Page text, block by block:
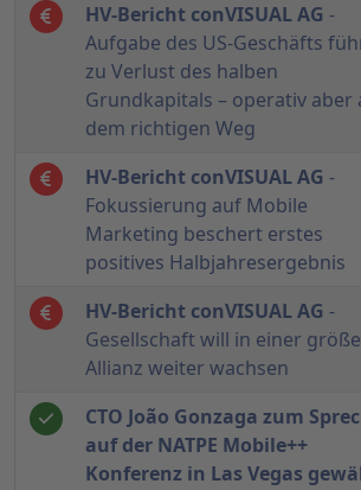
HV-Bericht conVISUAL AG -
Aufgabe des US-Geschäfts
zu Verlust des halben
Grundkapitals – operativ aber
dem richtigen Weg
HV-Bericht conVISUAL AG -
Fokussierung auf Mobile
Marketing beschert erstes
positives Halbjahresergebnis
HV-Bericht conVISUAL AG -
Gesellschaft will in einer
Allianz weiter wachsen
CTO João Gonzaga zum
auf der NATPE Mobile++
Konferenz in Las Vegas